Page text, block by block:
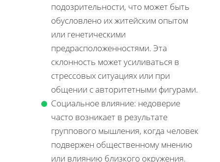
подозрительности, что может быть
обусловлено их житейским опытом
или генетическими
предрасположенностями. Эта
склонность может усиливаться в
стрессовых ситуациях или при
общении с авторитетными фигурами.
Социальное влияние: недоверие
часто возникает в результате
группового мышления, когда человек
подвержен общественному мнению
или влиянию близкого окружения.